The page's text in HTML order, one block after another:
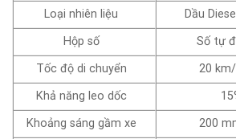
Loại nhiên liệu
Dầu
Hộp số
Số tự
Tốc độ di chuyển
20
Khả năng leo dốc
Khoảng sáng gầm xe
200